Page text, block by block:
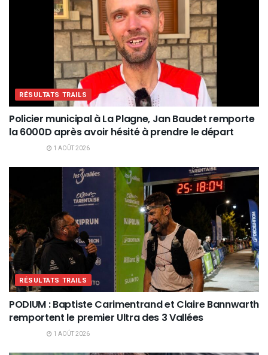
RÉSULTATS TRAILS
Policier municipal à La Plagne, Jan Baudet remporte
la 6000D après avoir hésité à prendre le départ
1 AOÛT 2026
RÉSULTATS TRAILS
PODIUM : Baptiste Carimentrand et Claire Bannwarth
remportent le premier Ultra des 3 Vallées
1 AOÛT 2026